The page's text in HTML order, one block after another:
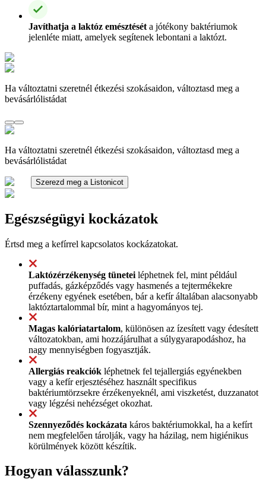
Javíthatja a laktóz emésztését a jótékony baktériumok
jelenléte miatt, amelyek segítenek lebontani a laktózt.
Ha változtatni szeretnél étkezési szokásaidon, változtasd meg a
bevásárlólistádat
Ha változtatni szeretnél étkezési szokásaidon, változtasd meg a
bevásárlólistádat
Szerezd meg a Listonicot
Egészségügyi kockázatok
Értsd meg a kefírrel kapcsolatos kockázatokat.
Laktózérzékenység tünetei léphetnek fel, mint például
puffadás, gázképződés vagy hasmenés a tejtermékekre
érzékeny egyének esetében, bár a kefír általában alacsonyabb
laktóztartalommal bír, mint a hagyományos tej.
Magas kalóriatartalom, különösen az ízesített vagy édesített
változatokban, ami hozzájárulhat a súlygyarapodáshoz, ha
nagy mennyiségben fogyasztják.
Allergiás reakciók léphetnek fel tejallergiás egyénekben
vagy a kefír erjesztéséhez használt specifikus
baktériumtörzsekre érzékenyeknél, ami viszketést, duzzanatot
vagy légzési nehézséget okozhat.
Szennyeződés kockázata káros baktériumokkal, ha a kefírt
nem megfelelően tárolják, vagy ha házilag, nem higiénikus
körülmények között készítik.
Hogyan válasszunk?